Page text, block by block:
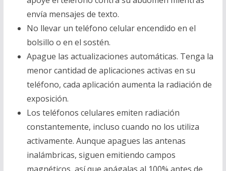
envía mensajes de texto.
No llevar un teléfono celular encendido en el
bolsillo o en el sostén.
Apague las actualizaciones automáticas. Tenga la
menor cantidad de aplicaciones activas en su
teléfono, cada aplicación aumenta la radiación de
exposición.
Los teléfonos celulares emiten radiación
constantemente, incluso cuando no los utiliza
activamente. Aunque apagues las antenas
inalámbricas, siguen emitiendo campos